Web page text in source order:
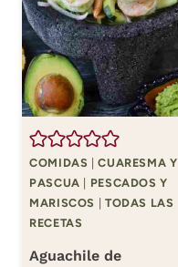
COMIDAS |CUARESMA Y
PASCUA
PESCADOS Y
MARISCOS
TODAS LAS
RECETAS
Aguachile de